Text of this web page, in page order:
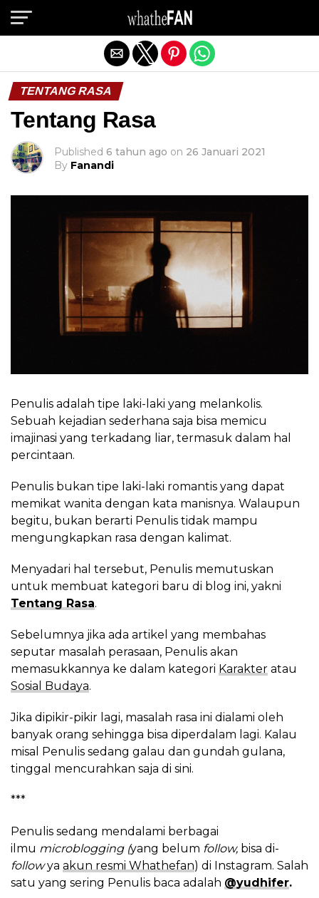
TENTANG RASA
Tentang Rasa
Published 6 tahun ago on 26 Januari 2021
By Fanandi
Penulis adalah tipe laki-laki yang melankolis.
Sebuah kejadian sederhana saja bisa memicu
imajinasi yang terkadang liar, termasuk dalam hal
percintaan.
Penulis bukan tipe laki-laki romantis yang dapat
memikat wanita dengan kata manisnya. Walaupun
begitu, bukan berarti Penulis tidak mampu
mengungkapkan rasa dengan kalimat.
Menyadari hal tersebut, Penulis memutuskan
untuk membuat kategori baru di blog ini, yakni
Tentang Rasa.
Sebelumnya jika ada artikel yang membahas
seputar masalah perasaan, Penulis akan
memasukkannya ke dalam kategori Karakter atau
Sosial Budaya.
Jika dipikir-pikir lagi, masalah rasa ini dialami oleh
banyak orang sehingga bisa diperdalam lagi. Kalau
misal Penulis sedang galau dan gundah gulana,
tinggal mencurahkan saja di sini.
***
Penulis sedang mendalami berbagai
ilmu microblogging (yang belum follow, bisa di-
followya akun resmi Whathefan) di Instagram. Salah
satu yang sering Penulis baca adalah @yudhifer.
Exit mobile version